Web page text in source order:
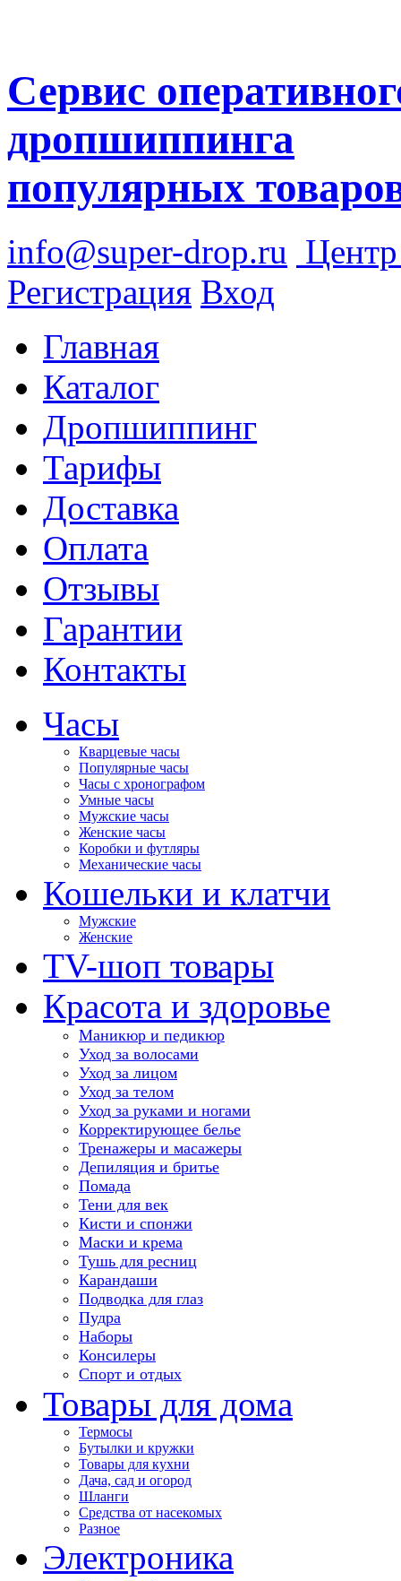
Сервис
дропшиппинга
популярных
info@super-drop.ru
Регистрация Вход
Главная
Каталог
Дропшиппинг
Тарифы
Доставка
Оплата
Отзывы
Гарантии
Контакты
Часы
Кварцевые часы
Популярные часы
Часы с хронографом
Умные часы
Мужские часы
Женские часы
Коробки и футляры
Механические часы
Кошельки и клатчи
Мужские
Женские
TV-шоп товары
Красота и здоровье
Маникюр и педикюр
Уход за волосами
Уход за лицом
Уход за телом
Уход за руками и ногами
Корректирующее белье
Тренажеры и масажеры
Депиляция и бритье
Помада
Тени для век
Кисти и спонжи
Маски и крема
Тушь для ресниц
Карандаши
Подводка для глаз
Пудра
Наборы
Консилеры
Спорт и отдых
Товары для дома
Термосы
Бутылки и кружки
Товары для кухни
Дача, сад и огород
Шланги
Средства от насекомых
Разное
Электроника